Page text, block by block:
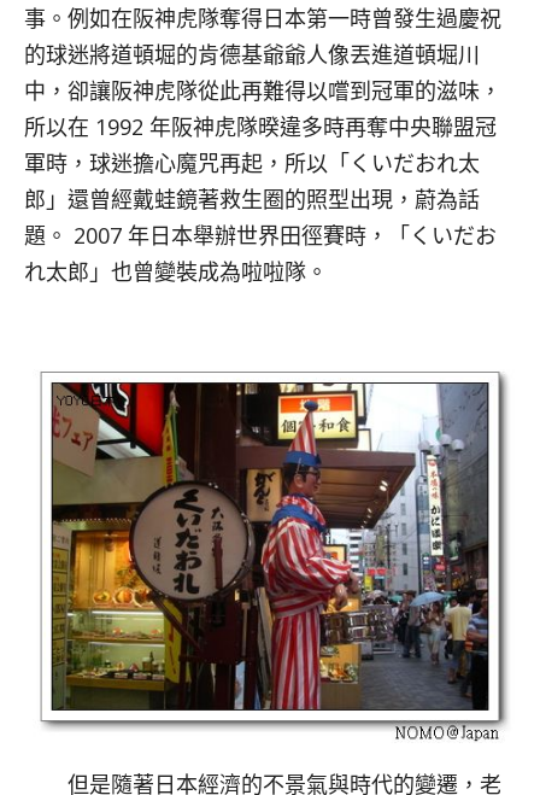
事。例如在阪神虎隊奪得日本第一時曾發生過慶祝
的球迷將道頓堀的肯德基爺爺人像丟進道頓堀川
中，卻讓阪神虎隊從此再難得以嚐到冠軍的滋味，
所以在 1992 年阪神虎隊暌違多時再奪中央聯盟冠
軍時，球迷擔心魔咒再起，所以「くいだおれ太
郎」還曾經戴蛙鏡著救生圈的照型出現，蔚為話
題。 2007 年日本舉辦世界田徑賽時，「くいだお
れ太郎」也曾變裝成為啦啦隊。
但是隨著日本經濟的不景氣與時代的變遷，老